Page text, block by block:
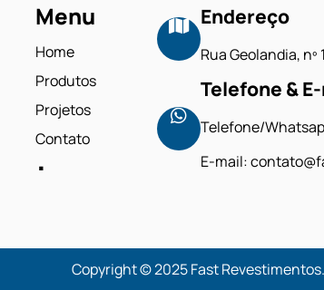
Menu
Home
Produtos
Projetos
Contato
.
Endereço
Rua Geolandia, nº
Telefone &
Telefone/
E-mail:
Copyright © 2025 Fast